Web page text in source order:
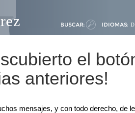
BUSCAR: IDIOMAS:
el
anteriores!
mensajes, y con todo derecho, de